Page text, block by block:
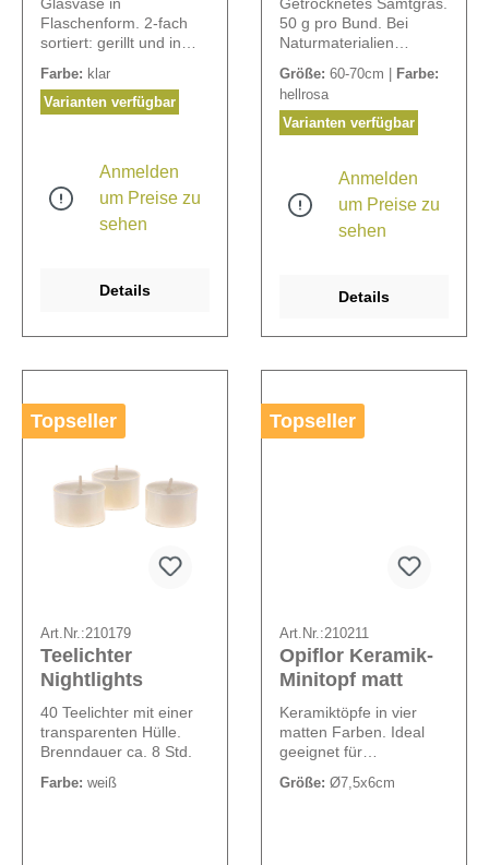
Flaschenform. 2-fach
sortiert: gerillt und in
Öffnung: Ø 2,5 cm.
Farbe: klar
Varianten verfügbar
Anmelden
um Preise zu
sehen
Details
50 g pro Bund. Bei
Naturmaterialien
Farben abweichen.
Größe: 60-70cm | Farbe:
hellrosa
Varianten verfügbar
Anmelden
um Preise zu
sehen
Details
Topseller
Art.Nr.:210179
Teelichter
Nightlights
40 Teelichter mit einer
transparenten Hülle.
Brenndauer ca. 8 Std.
Farbe: weiß
Topseller
Art.Nr.:210211
Opiflor Keramik-
Minitopf matt
Keramiktöpfe in vier
matten Farben. Ideal
geeignet für
oder andere kleine
Größe: Ø7,5x6cm